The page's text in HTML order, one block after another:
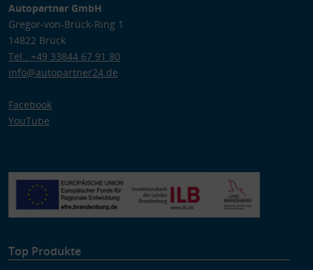
Autopartner GmbH
Gregor-von-Brück-Ring 1
14822 Brück
Tel.: +49 33844 67 91 80
info@autopartner24.de
Facebook
YouTube
Top Produkte